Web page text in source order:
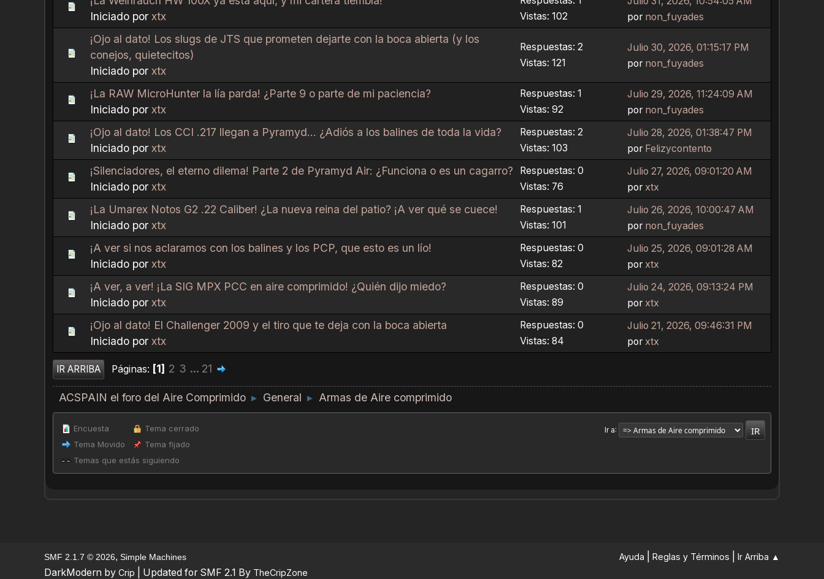
Iniciado por xtx
Vistas: 102
por non_fuyades
¡Ojo al dato! Los slugs de JTS que prometen dejarte con la boca abierta (y los
conejos, quietecitos)
Iniciado por xtx
Respuestas: 2
Vistas: 121
Julio 30, 2026, 01:15:17 PM
por non_fuyades
¡La RAW MicroHunter la lía parda! ¿Parte 9 o parte de mi paciencia?
Iniciado por xtx
Respuestas: 1
Vistas: 92
Julio 29, 2026, 11:24:09 AM
por non_fuyades
¡Ojo al dato! Los CCI .217 llegan a Pyramyd... ¿Adiós a los balines de toda la vida?
Iniciado por xtx
Respuestas: 2
Vistas: 103
Julio 28, 2026, 01:38:47 PM
por Felizycontento
¡Silenciadores, el eterno dilema! Parte 2 de Pyramyd Air: ¿Funciona o es un cagarro?
Iniciado por xtx
Respuestas: 0
Vistas: 76
Julio 27, 2026, 09:01:20 AM
por xtx
¡La Umarex Notos G2 .22 Caliber! ¿La nueva reina del patio? ¡A ver qué se cuece!
Iniciado por xtx
Respuestas: 1
Vistas: 101
Julio 26, 2026, 10:00:47 AM
por non_fuyades
¡A ver si nos aclaramos con los balines y los PCP, que esto es un lío!
Iniciado por xtx
Respuestas: 0
Vistas: 82
Julio 25, 2026, 09:01:28 AM
por xtx
¡A ver, a ver! ¡La SIG MPX PCC en aire comprimido! ¿Quién dijo miedo?
Iniciado por xtx
Respuestas: 0
Vistas: 89
Julio 24, 2026, 09:13:24 PM
por xtx
¡Ojo al dato! El Challenger 2009 y el tiro que te deja con la boca abierta
Iniciado por xtx
Respuestas: 0
Vistas: 84
Julio 21, 2026, 09:46:31 PM
por xtx
IR ARRIBA Páginas 1 2 3 ... 21
ACSPAIN el foro del Aire Comprimido ► General ► Armas de Aire comprimido
Ir a
Encuesta
Tema Movido
Tema cerrado
Tema fijado
Temas que estás siguiendo
Ayuda Reglas y Términos Ir Arriba ▲
SMF 2.1.7 © 2026, Simple Machines
DarkModern by Crip | Updated for SMF 2.1 By TheCripZone